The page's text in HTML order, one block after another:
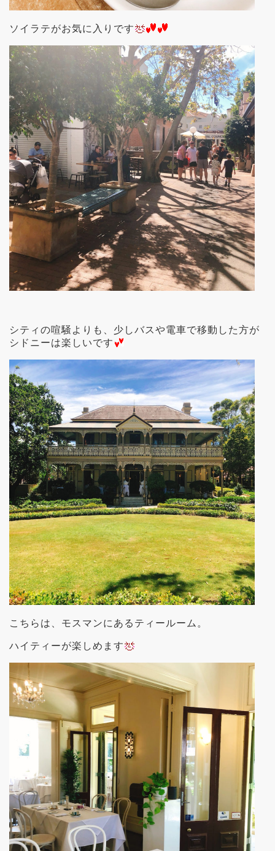
ソイラテがお気に入りです
シティの喧騒よりも、少しバスや電車で移動した方が
シドニーは楽しいです
こちらは、モスマンにあるティールーム。
ハイティーが楽しめます